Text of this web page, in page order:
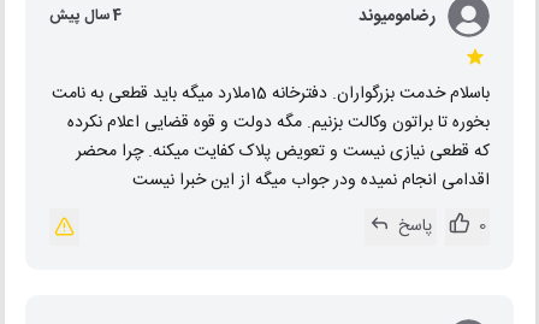
رضامومیوند 4 سال پیش
باسلام خدمت بزرگواران. دفترخانه 15ملارد میگه باید قطعی به نامت
بخوره تا براتون وکالت بزنیم. مگه دولت و قوه قضایی اعلام نکرده
که قطعی نیازی نیست و تعویض پلاک کفایت میکنه. چرا محضر
اقدامی انجام نمیده ودر جواب میگه از این خبرا نیست
0
پاسخ